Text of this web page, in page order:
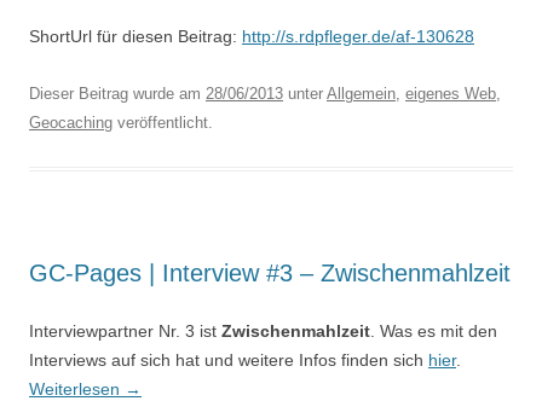
ShortUrl für diesen Beitrag: http://s.rdpfleger.de/af-130628
Dieser Beitrag wurde am 28/06/2013 unter Allgemein, eigenes Web,
Geocaching veröffentlicht.
GC-Pages | Interview #3 – Zwischenmahlzeit
Interviewpartner Nr. 3 ist Zwischenmahlzeit . Was es mit den
Interviews auf sich hat und weitere Infos finden sich hier.
Weiterlesen →